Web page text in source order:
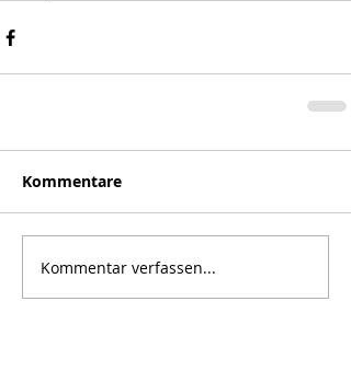
Kommentare
Kommentar verfassen...